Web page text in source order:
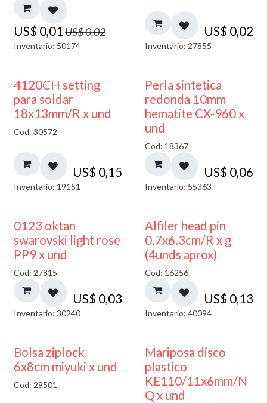
US$ 0,01 US$0,02
Inventario: 50174
US$ 0,02
Inventario: 27855
4120CH setting
para soldar
18x13mm/R x und
Cod: 30572
US$ 0,15
Inventario: 19151
Perla sintetica
redonda 10mm
hematite CX-960 x
und
Cod: 18367
US$ 0,06
Inventario: 55363
0123 oktan
swarovski light rose
PP9 x und
Cod: 27815
US$ 0,03
Inventario: 30240
Alfiler head pin
0.7x6.3cm/R x g
(4unds aprox)
Cod: 16256
US$ 0,13
Inventario: 40094
¡NUEVO!
Bolsa ziplock
6x8cm miyuki x und
Cod: 29501
Mariposa disco
plastico
KE110/11x6mm/N
Q x und